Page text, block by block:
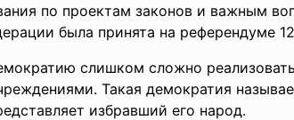
по проектам законов и важным
была принята на референдуме
слишком сложно
Такая демократия
избравший его народ.